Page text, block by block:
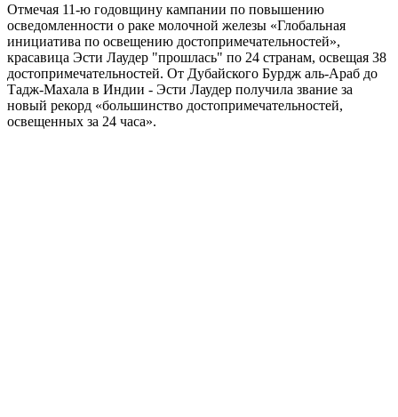
Отмечая 11-ю годовщину кампании по повышению
осведомленности о раке молочной железы «Глобальная
инициатива по освещению достопримечательностей»,
красавица Эсти Лаудер "прошлась" по 24 странам, освещая 38
достопримечательностей. От Дубайского Бурдж аль-Араб до
Тадж-Махала в Индии - Эсти Лаудер получила звание за
новый рекорд «большинство достопримечательностей,
освещенных за 24 часа».